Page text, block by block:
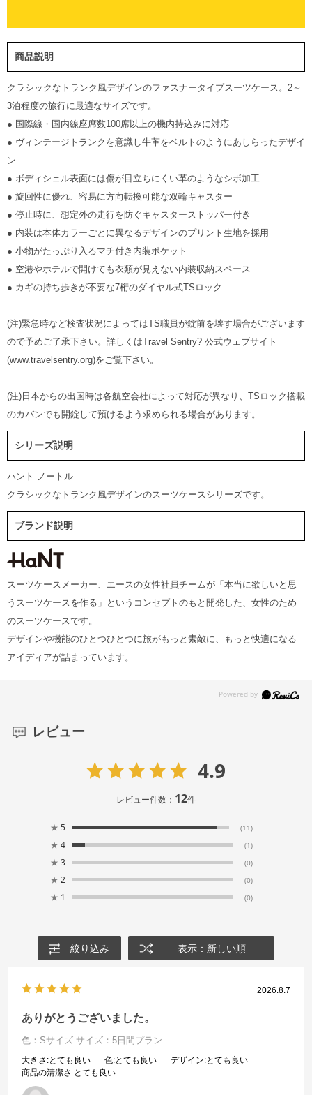
商品説明
クラシックなトランク風デザインのファスナータイプスーツケース。2～
3泊程度の旅行に最適なサイズです。
● 国際線・国内線座席数100席以上の機内持込みに対応
● ヴィンテージトランクを意識し牛革をベルトのようにあしらったデザイ
ン
● ボディシェル表面には傷が目立ちにくい革のようなシボ加工
● 旋回性に優れ、容易に方向転換可能な双輪キャスター
● 停止時に、想定外の走行を防ぐキャスターストッパー付き
● 内装は本体カラーごとに異なるデザインのプリント生地を採用
● 小物がたっぷり入るマチ付き内装ポケット
● 空港やホテルで開けても衣類が見えない内装収納スペース
● カギの持ち歩きが不要な7桁のダイヤル式TSロック
(注)緊急時など検査状況によってはTS職員が錠前を壊す場合がございます
ので予めご了承下さい。詳しくはTravel Sentry? 公式ウェブサイト
(www.travelsentry.org)をご覧下さい。
(注)日本からの出国時は各航空会社によって対応が異なり、TSロック搭載
のカバンでも開錠して預けるよう求められる場合があります。
シリーズ説明
ハント ノートル
クラシックなトランク風デザインのスーツケースシリーズです。
ブランド説明
スーツケースメーカー、エースの女性社員チームが「本当に欲しいと思
うスーツケースを作る」というコンセプトのもと開発した、女性のため
のスーツケースです。
デザインや機能のひとつひとつに旅がもっと素敵に、もっと快適になる
アイディアが詰まっています。
レビュー
4.9
レビュー件数： 12件
★ 5 (11)
★ 4 (1)
★ 3 (0)
★ 2 (0)
★ 1 (0)
絞り込み 表示：新しい順
2026.8.7
ありがとうございました。
色：Sサイズ サイズ：5日間プラン
大きさ :とても良い 色:とても良い デザイン:とても良い
商品の清潔さ :とても良い